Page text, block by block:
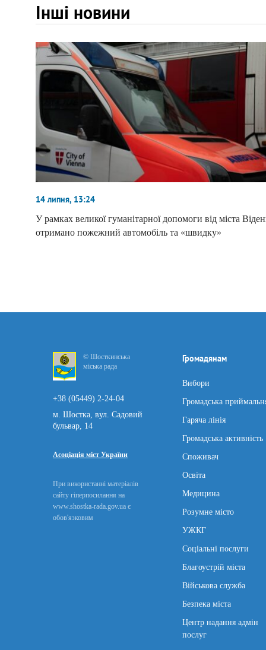
Інші новини
14 липня, 13:24
У рамках великої гуманітарної допомоги від міста
отримано пожежний автомобіль та «швидку»
© Шосткинська
міська рада
+38 (05449) 2-24-04
м. Шостка, вул. Садовий
бульвар, 14
Асоціація міст України
При використанні матеріалів
сайту гіперпосилання на
www.shostka-rada.gov.ua є
обов'язковим
Громадянам
Вибори
Громадська
Гаряча лінія
Громадська активність
Споживач
Освіта
Медицина
Розумне місто
УЖКГ
Соціальні послуги
Благоустрій міста
Військова служба
Безпека міста
Центр надання адмін
послуг